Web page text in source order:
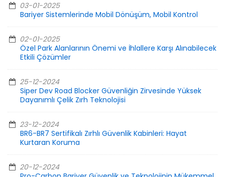
03-01-2025
Bariyer Sistemlerinde Mobil Dönüşüm, Mobil Kontrol
02-01-2025
Özel Park Alanlarının Önemi ve İhlallere Karşı Alınabilecek
Etkili Çözümler
25-12-2024
Siper Dev Road Blocker Güvenliğin Zirvesinde Yüksek
Dayanımlı Çelik Zırh Teknolojisi
23-12-2024
BR6-BR7 Sertifikalı Zırhlı Güvenlik Kabinleri: Hayat
Kurtaran Koruma
20-12-2024